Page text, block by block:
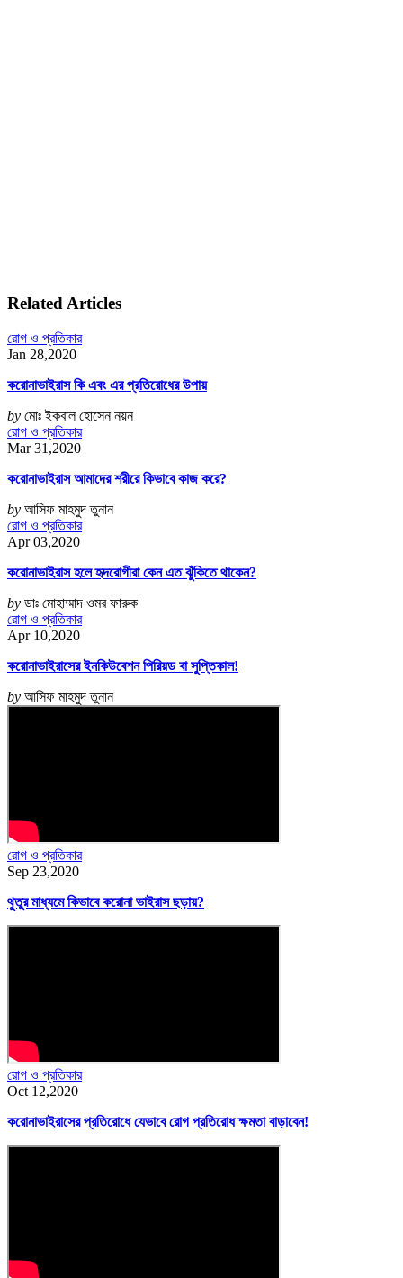
Related Articles
রোগ ও প্রতিকার
Jan 28,2020
করোনাভাইরাস কি এবং এর প্রতিরোধের উপায়
by মোঃ ইকবাল হোসেন নয়ন
রোগ ও প্রতিকার
Mar 31,2020
করোনাভাইরাস আমাদের শরীরে কিভাবে কাজ করে?
by আসিফ মাহমুদ তুনান
রোগ ও প্রতিকার
Apr 03,2020
করোনাভাইরাস হলে হৃদরোগীরা কেন এত ঝুঁকিতে থাকেন?
by ডাঃ মোহাম্মাদ ওমর ফারুক
রোগ ও প্রতিকার
Apr 10,2020
করোনাভাইরাসের ইনকিউবেশন পিরিয়ড বা সুপ্তিকাল!
by আসিফ মাহমুদ তুনান
রোগ ও প্রতিকার
Sep 23,2020
থুতুর মাধ্যমে কিভাবে করোনা ভাইরাস ছড়ায়?
রোগ ও প্রতিকার
Oct 12,2020
করোনাভাইরাসের প্রতিরোধে যেভাবে রোগ প্রতিরোধ ক্ষমতা বাড়াবেন!